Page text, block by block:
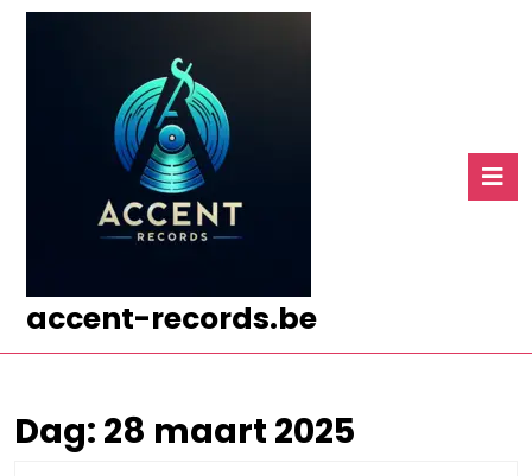
accent-records.be
Dag: 28 maart 2025